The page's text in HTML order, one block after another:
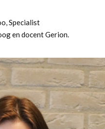
Specialist
en docent Gerion.